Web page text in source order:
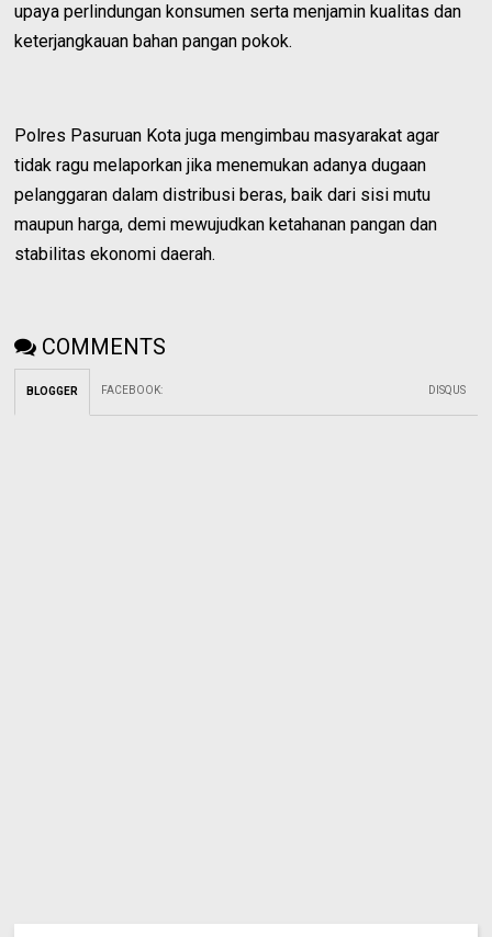
upaya perlindungan konsumen serta menjamin kualitas dan
keterjangkauan bahan pangan pokok.
Polres Pasuruan Kota juga mengimbau masyarakat agar
tidak ragu melaporkan jika menemukan adanya dugaan
pelanggaran dalam distribusi beras, baik dari sisi mutu
maupun harga, demi mewujudkan ketahanan pangan dan
stabilitas ekonomi daerah.
COMMENTS
BLOGGER FACEBOOK: DISQUS